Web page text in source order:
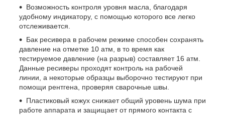
Возможность контроля уровня масла, благодаря
удобному индикатору, с помощью которого все легко
отслеживается.
Бак ресивера в рабочем режиме способен сохранять
давление на отметке 10 атм, в то время как
тестируемое давление (на разрыв) составляет 16 атм.
Данные ресиверы проходят контроль на рабочей
линии, а некоторые образцы выборочно тестируют при
помощи рентгена, проверяя сварочные швы.
Пластиковый кожух снижает общий уровень шума при
работе аппарата и защищает от прямого контакта с